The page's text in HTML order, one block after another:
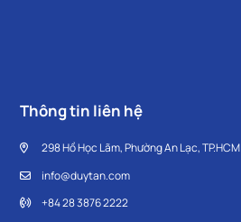
Thông tin liên hệ
298 Hồ Học Lãm, Phường An Lạc, TP.HCM
info@duytan.com
+84 28 3876 2222